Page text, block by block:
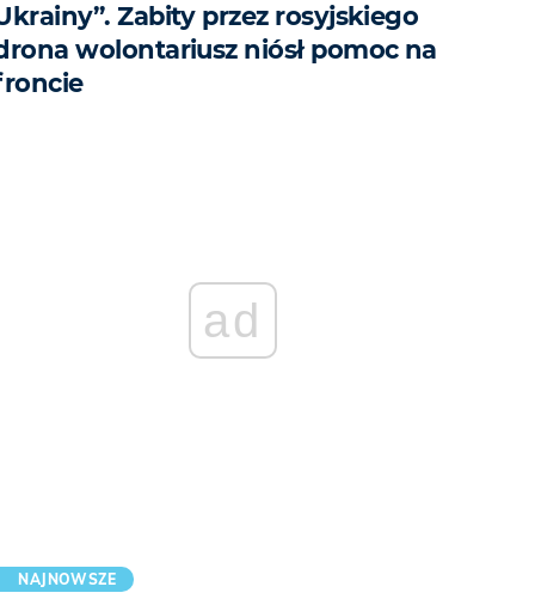
Zabity przez rosyjskiego
wolontariusz niósł pomoc na
ad
NAJNOWSZE